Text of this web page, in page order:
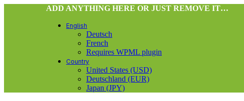
ADD ANYTHING HERE OR JUST REMOVE IT…
English
Deutsch
French
Requires WPML plugin
Country
United States (USD)
Deutschland (EUR)
Japan (JPY)